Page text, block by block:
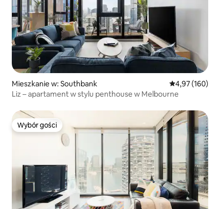
Mieszkanie w: Southbank Średnia
4,97 (160)
Liz – apartament w stylu penthouse w Melbourne
Wybór gości
Wybór gości